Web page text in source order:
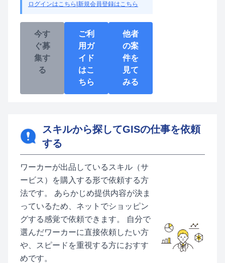
ログインはこちら 新規会員登録はこちら
今す
ぐ募
集す
る
ご利
用ガ
イド
はこ
ちら
他者
の案
件を
見て
みる
スキルから探してGISの仕事を依頼
する
ワーカーが出品しているスキル（サ
ービス）を購入する形で依頼する方
法です。 あらかじめ提供内容が決ま
っているため、ネットでショッピン
グする感覚で依頼できます。 自分で
選んだワーカーに直接依頼したい方
や、スピードを重視する方におすす
めです。